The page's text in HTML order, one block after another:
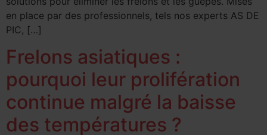
en place par des professionnels, tels nos experts AS DE
PIC, […]
Frelons asiatiques :
pourquoi leur prolifération
continue malgré la baisse
des températures ?